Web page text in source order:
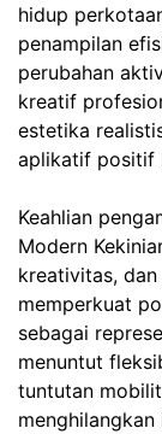
hidup
penampilan
perubahan
kreatif
estetika
aplikatif positif
Keahlian
Modern
kreativitas,
memperkuat
sebagai
menuntut
tuntutan